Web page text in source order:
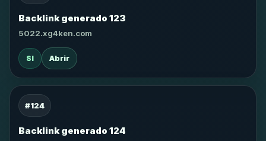
Backlink generado 123
5022.xg4ken.com
SI Abrir
#124
Backlink generado 124